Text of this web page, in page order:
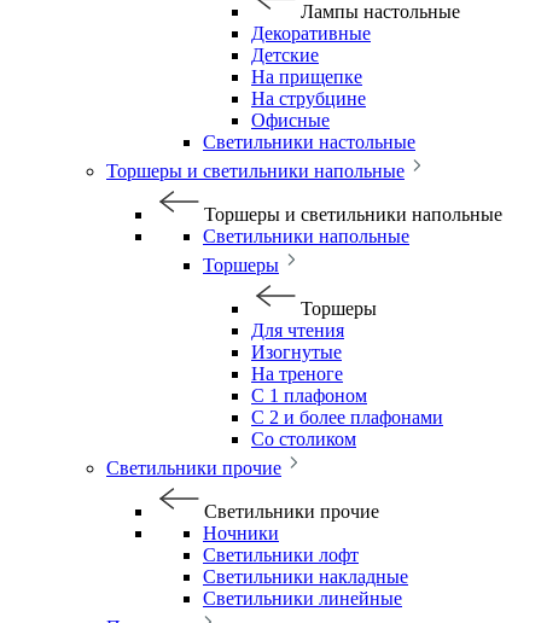
Лампы настольные
Декоративные
Детские
На прищепке
На струбцине
Офисные
Светильники настольные
Торшеры и светильники напольные
Торшеры и светильники напольные
Светильники напольные
Торшеры
Торшеры
Для чтения
Изогнутые
На треноге
С 1 плафоном
С 2 и более плафонами
Со столиком
Светильники прочие
Светильники прочие
Ночники
Светильники лофт
Светильники накладные
Светильники линейные